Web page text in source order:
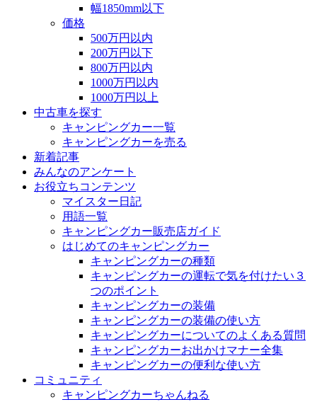
幅1850mm以下
価格
500万円以内
200万円以下
800万円以内
1000万円以内
1000万円以上
中古車を探す
キャンピングカー一覧
キャンピングカーを売る
新着記事
みんなのアンケート
お役立ちコンテンツ
マイスター日記
用語一覧
キャンピングカー販売店ガイド
はじめてのキャンピングカー
キャンピングカーの種類
キャンピングカーの運転で気を付けたい３
つのポイント
キャンピングカーの装備
キャンピングカーの装備の使い方
キャンピングカーについてのよくある質問
キャンピングカーお出かけマナー全集
キャンピングカーの便利な使い方
コミュニティ
キャンピングカーちゃんねる